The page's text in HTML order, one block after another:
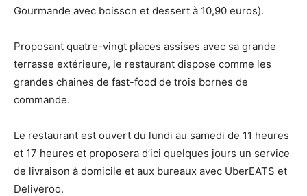
Gourmande avec boisson et dessert à 10,90 euros).
Proposant quatre-vingt places assises avec sa grande
terrasse extérieure, le restaurant dispose comme les
grandes chaines de fast-food de trois bornes de
commande.
Le restaurant est ouvert du lundi au samedi de 11 heures
et 17 heures et proposera d’ici quelques jours un service
de livraison à domicile et aux bureaux avec UberEATS et
Deliveroo.